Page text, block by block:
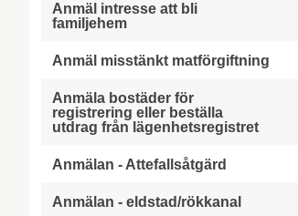
Anmäl intresse att bli
familjehem
Anmäl misstänkt matförgiftning
Anmäla bostäder för
registrering eller beställa
utdrag från lägenhetsregistret
Anmälan - Attefallsåtgärd
Anmälan - eldstad/rökkanal